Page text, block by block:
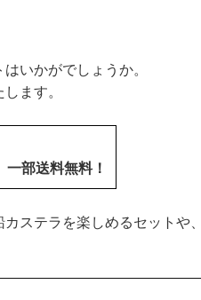
いかがでしょうか。
ます。
部送料無料！
ステラを楽しめるセット